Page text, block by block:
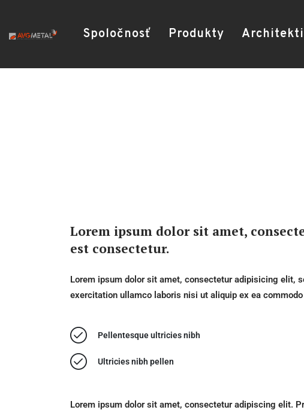
Spoločnosť Produkty
Lorem ipsum dolor sit amet,
est consectetur.
Lorem ipsum dolor sit amet, consectetur adipisicing elit,
exercitation ullamco laboris nisi ut aliquip ex ea
Pellentesque ultricies nibh
Ultricies nibh pellen
Lorem ipsum dolor sit amet, consectetur adipiscing elit.